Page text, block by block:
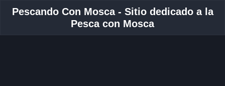
Pescando Con Mosca - Sitio dedicado a la
Pesca con Mosca